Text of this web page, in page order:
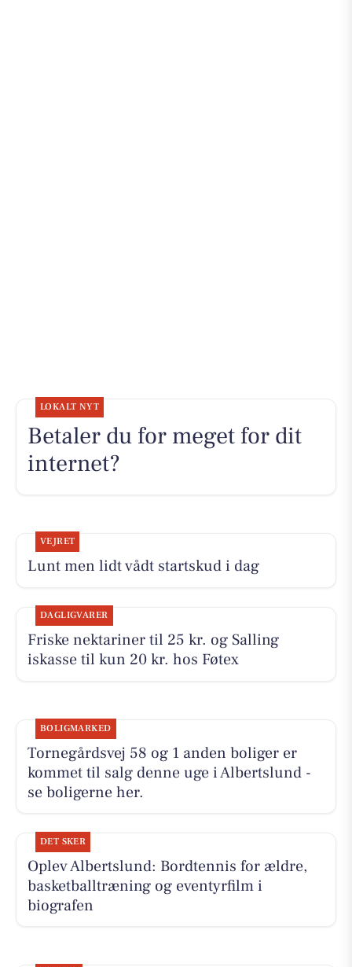
LOKALT NYT
Betaler du for meget for dit
internet?
VEJRET
Lunt men lidt vådt startskud i dag
DAGLIGVARER
Friske nektariner til 25 kr. og Salling
iskasse til kun 20 kr. hos Føtex
BOLIGMARKED
Tornegårdsvej 58 og 1 anden boliger er
kommet til salg denne uge i Albertslund -
se boligerne her.
DET SKER
Oplev Albertslund: Bordtennis for ældre,
basketballtræning og eventyrfilm i
biografen